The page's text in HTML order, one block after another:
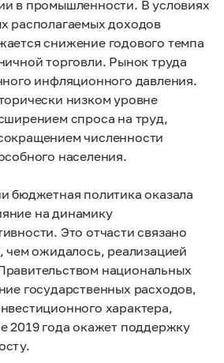
в промышленности. В условиях
располагаемых доходов
снижение годового темпа
торговли. Рынок труда
инфляционного давления.
низком уровне
спроса на труд,
численности
населения.
бюджетная политика оказала
на динамику
Это отчасти связано
чем ожидалось, реализацией
национальных
государственных расходов,
характера,
2019 года окажет поддержку